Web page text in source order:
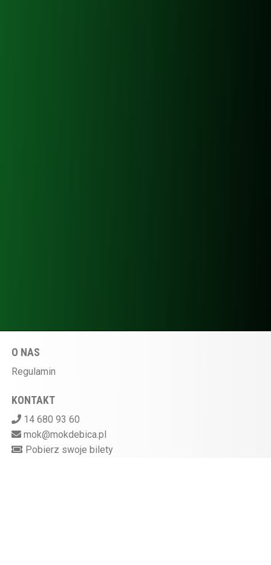
O NAS
Regulamin
KONTAKT
14 680 93 60
mok@mokdebica.pl
Pobierz swoje bilety